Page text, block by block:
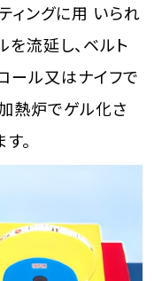
ィングに用 いられ
流延し、ベルト
ール又はナイフで
熱炉でゲル化さ
。